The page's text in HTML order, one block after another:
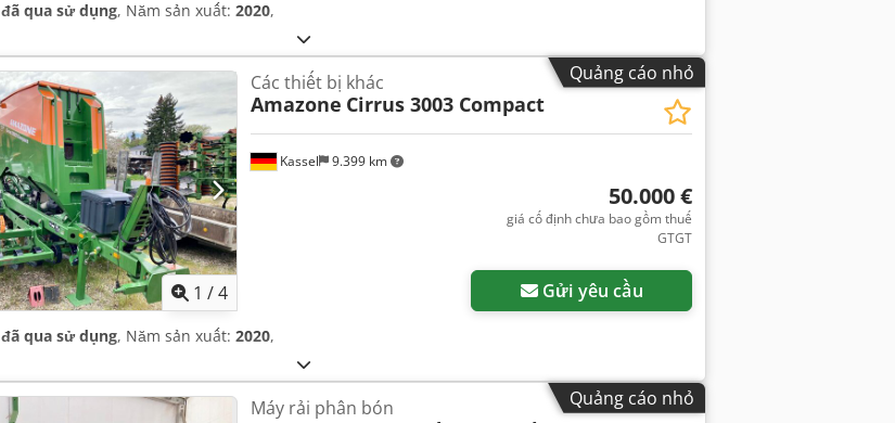
đã qua sử dụng, Năm sản xuất: 2020,
Quảng cáo nhỏ
1 /4
Kassel 9.399 km
Các thiết bị khác
Amazone Cirrus 3003 Compact
50.000 €
giá cố định chưa bao gồm thuế
GTGT
Gửi yêu cầu
đã qua sử dụng, Năm sản xuất: 2020,
Quảng cáo nhỏ
Máy rải phân bón